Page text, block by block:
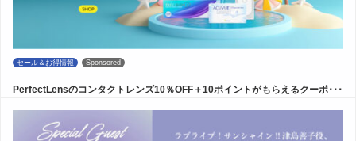
セール＆お得情報 Sponsored
PerfectLensのコンタクトレンズ10％OFF＋10ポイントがもらえるクーポ･･･